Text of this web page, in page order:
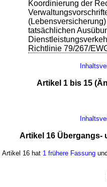
Koordinierung der
tatsächlichen
Richtlinie 79/267/
Artikel 1 bis 15
Artikel 16 Übergangs-
Artikel 16 hat 1 frühere Fassung